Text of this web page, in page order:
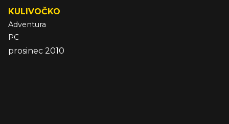
KULIVOČKO
Adventura
PC
prosinec 2010